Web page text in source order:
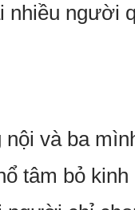
nhiều người
và ba
tâm bỏ kinh